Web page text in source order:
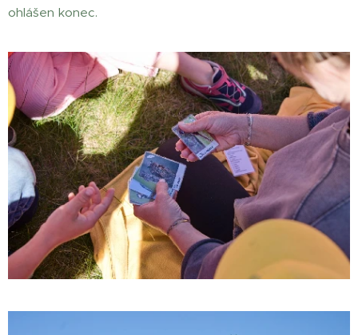
ohlášen konec.